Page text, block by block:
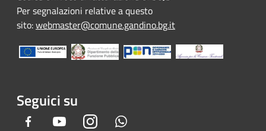
Per segnalazioni relative a questo
sito:webmaster@comune.gandino.bg.it
Seguici su
Facebook YoutubeInstagram